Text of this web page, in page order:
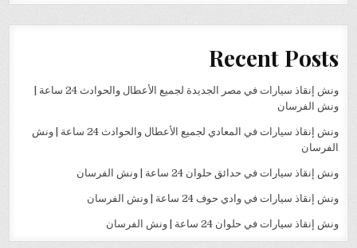
Recent Posts
ونش إنقاذ سيارات في مصر الجديدة لجميع الأعطال والحوادث 24 ساعة |
ونش الفرسان
ونش إنقاذ سيارات في المعادي لجميع الأعطال والحوادث 24 ساعة | ونش
الفرسان
ونش إنقاذ سيارات في حدائق حلوان 24 ساعة | ونش الفرسان
ونش إنقاذ سيارات في وادي حوف 24 ساعة | ونش الفرسان
ونش إنقاذ سيارات في حلوان 24 ساعة | ونش الفرسان